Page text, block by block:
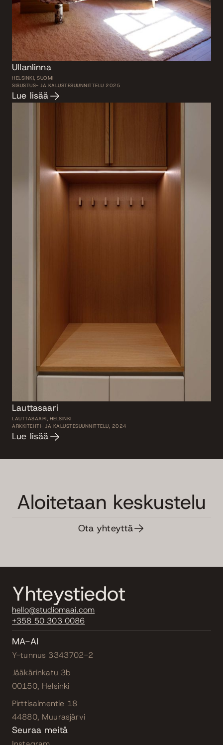
Ullanlinna
HELSINKI, SUOMI
SISUSTUS- JA KALUSTESUUNNITTELU 2025
Lue lisää
Lauttasaari
LAUTTASAARI, HELSINKI
ARKKITEHTI- JA KALUSTESUUNNITTELU, 2024
Lue lisää
Aloitetaan keskustelu
Ota yhteyttä
Yhteystiedot
hello@studiomaai.com
+358 50 303 0086
MA-AI
Y-tunnus 3343702-2
Jääkärinkatu 3b
00150, Helsinki
Pirttisalmentie 18
44880, Muurasjärvi
Seuraa meitä